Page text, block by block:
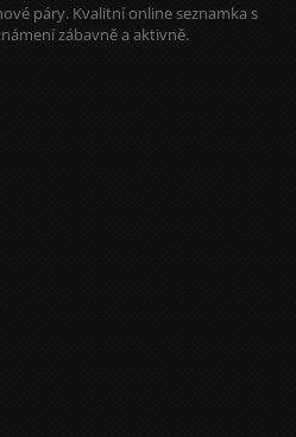
páry. Kvalitní online seznamka s
zábavně a aktivně.